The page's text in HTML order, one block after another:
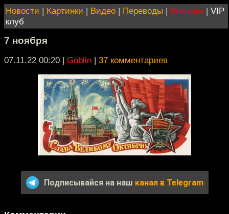
Новости | Картинки | Видео | Переводы | Магазин | VIP
клуб
7 ноября
07.11.22 00:20 | Goblin | 37 комментариев
Подписывайся на наш канал в Telegram